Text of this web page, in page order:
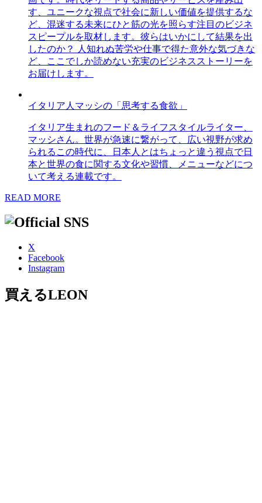
す、ユニークな視点で社会に新しい価値を提供するな
ど、混迷する未来にひと筋の光を照らす注目のビジネ
スピープルを取材します。彼らはいかにして結果を出
したのか？ 人知れぬ苦労や仕事で得た意外な気づきな
ど、ここでしか読めない充実のビジネスストーリーを
お届けします。
イタリア人マッシの「思考する食欲」
イタリア生まれのフード＆ライフスタイルライター、
マッシさん。世界が急速に繋がって、広い視野が求め
られるこの時代に、日本人とはちょっと違う視点で日
本と世界の食に関する文化や習慣、メニューなどにつ
いて考える連載です。
READ MORE
X
Facebook
Instagram
買えるLEON